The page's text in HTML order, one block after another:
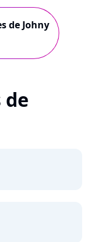
de Johny
de